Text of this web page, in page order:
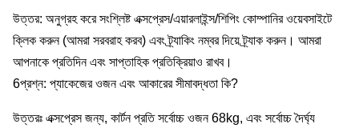
উত্তর: অনুগ্রহ করে সংশ্লিষ্ট এক্সপ্রেস/এয়ারলাইন্স/শিপিং কোম্পানির ওয়েবসাইটে
ক্লিক করুন (আমরা সরবরাহ করব) এবং ট্র্যাকিং নম্বর দিয়ে ট্র্যাক করুন। আমরা
আপনাকে প্রতিদিন এবং সাপ্তাহিক প্রতিক্রিয়াও রাখব।
6প্রশ্ন: প্যাকেজের ওজন এবং আকারের সীমাবদ্ধতা কি?
উত্তরঃ এক্সপ্রেস জন্য, কার্টন প্রতি সর্বোচ্চ ওজন 68kg, এবং সর্বোচ্চ দৈর্ঘ্য